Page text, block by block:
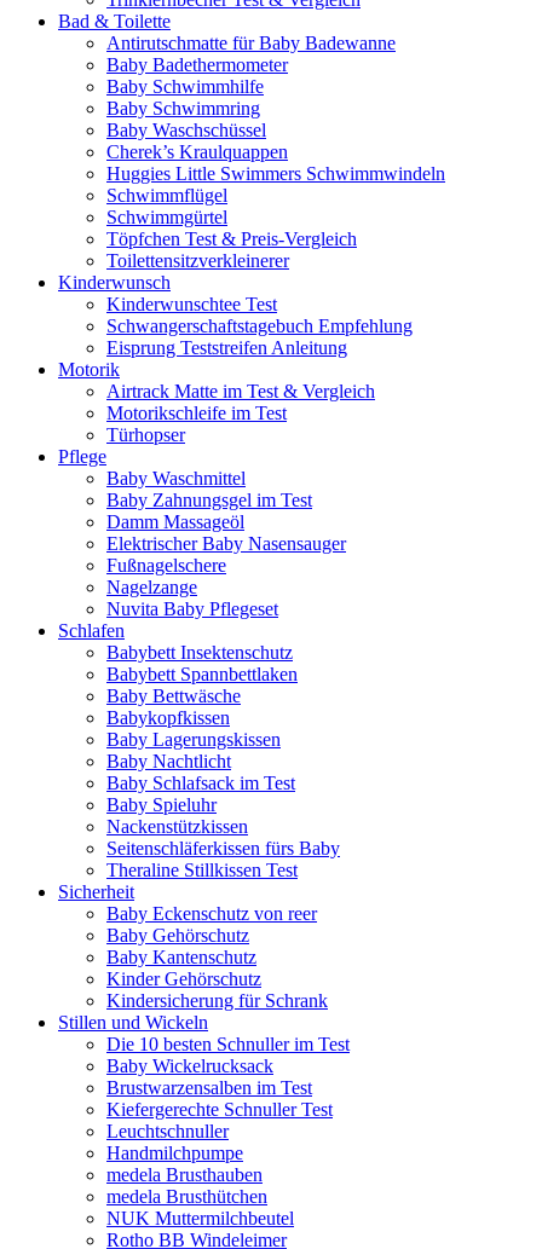
Bad & Toilette
Antirutschmatte für Baby Badewanne
Baby Badethermometer
Baby Schwimmhilfe
Baby Schwimmring
Baby Waschschüssel
Cherek’s Kraulquappen
Huggies Little Swimmers Schwimmwindeln
Schwimmflügel
Schwimmgürtel
Töpfchen Test & Preis-Vergleich
Toilettensitzverkleinerer
Kinderwunsch
Kinderwunschtee Test
Schwangerschaftstagebuch Empfehlung
Eisprung Teststreifen Anleitung
Motorik
Airtrack Matte im Test & Vergleich
Motorikschleife im Test
Türhopser
Pflege
Baby Waschmittel
Baby Zahnungsgel im Test
Damm Massageöl
Elektrischer Baby Nasensauger
Fußnagelschere
Nagelzange
Nuvita Baby Pflegeset
Schlafen
Babybett Insektenschutz
Babybett Spannbettlaken
Baby Bettwäsche
Babykopfkissen
Baby Lagerungskissen
Baby Nachtlicht
Baby Schlafsack im Test
Baby Spieluhr
Nackenstützkissen
Seitenschläferkissen fürs Baby
Theraline Stillkissen Test
Sicherheit
Baby Eckenschutz von reer
Baby Gehörschutz
Baby Kantenschutz
Kinder Gehörschutz
Kindersicherung für Schrank
Stillen und Wickeln
Die 10 besten Schnuller im Test
Baby Wickelrucksack
Brustwarzensalben im Test
Kiefergerechte Schnuller Test
Leuchtschnuller
Handmilchpumpe
medela Brusthauben
medela Brusthütchen
NUK Muttermilchbeutel
Rotho BB Windeleimer